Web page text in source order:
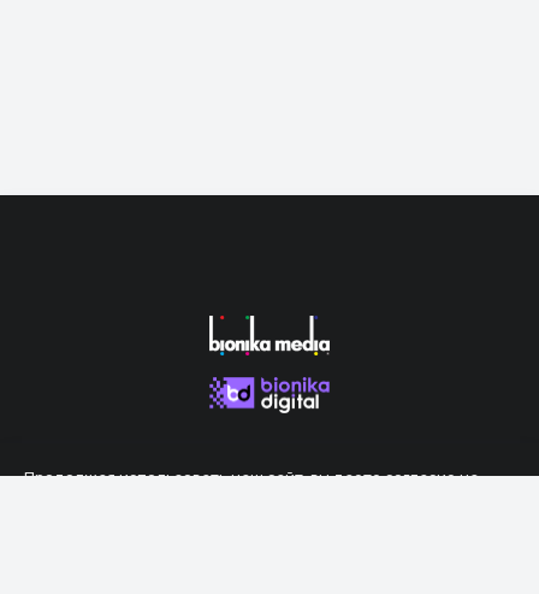
Продолжая использовать наш сайт, вы даете согласие на